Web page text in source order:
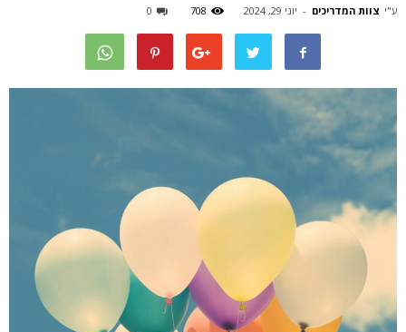
ע"י צוות המדריכים - יוני 29, 2024 708
0